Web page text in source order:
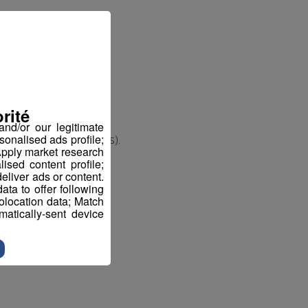
les 2 établissements).
or our legitimate
ads profile;
market research
content profile;
ads or content.
to offer following
data; Match
sent device